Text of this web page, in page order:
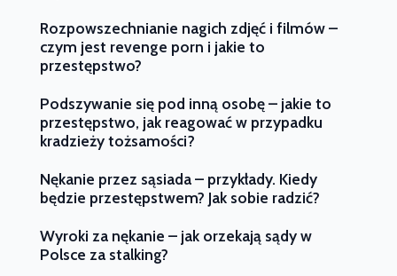
Rozpowszechnianie nagich zdjęć i filmów –
czym jest revenge porn i jakie to
przestępstwo?
Podszywanie się pod inną osobę – jakie to
przestępstwo, jak reagować w przypadku
kradzieży tożsamości?
Nękanie przez sąsiada – przykłady. Kiedy
będzie przestępstwem? Jak sobie radzić?
Wyroki za nękanie – jak orzekają sądy w
Polsce za stalking?